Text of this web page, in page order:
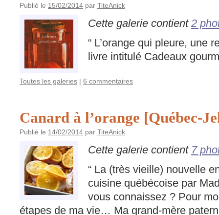
Publié le 15/02/2014 par TiteAnick
Cette galerie contient 2
“ L’orange qui pleure, une
livre intitulé Cadeaux
Toutes les galeries | 6 commentaires
Canard à l’orange [Québec-
Publié le 14/02/2014 par TiteAnick
Cette galerie contient 7
“ La (très vieille) nouvelle
cuisine québécoise par
vous connaissez ? Pour
étapes de ma vie… Ma grand-mère